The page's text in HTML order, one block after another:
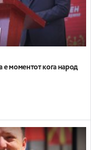
моментот кога народ